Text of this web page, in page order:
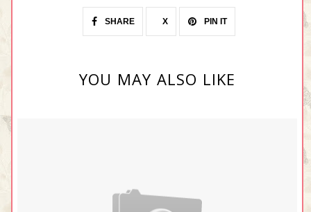
SHARE X PIN IT
YOU MAY ALSO LIKE